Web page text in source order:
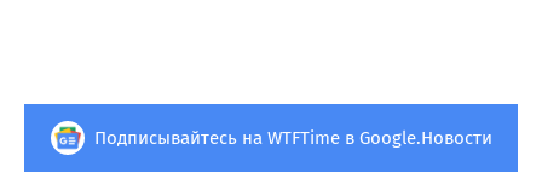
Подписывайтесь на WTFTime в Google.Новости